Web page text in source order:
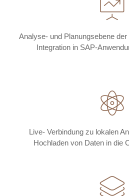
Analyse- und Planungsebene
Integration in SAP-
Live- Verbindung zu lokalen
Hochladen von Daten in die